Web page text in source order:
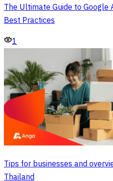
The Ultimate Guide to Google
Best Practices
1
Tips for businesses and
Thailand